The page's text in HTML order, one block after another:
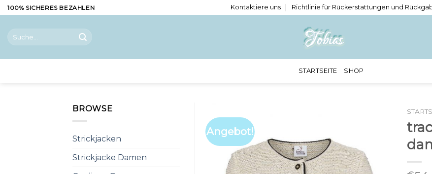
Skip
to
100% SICHERES BEZAHLEN Kontaktiere uns Richtlinie für Rückerstattungen und
STARTSEITE SHOP
BROWSE
Strickjacken
Strickjacke Damen
Angebot!